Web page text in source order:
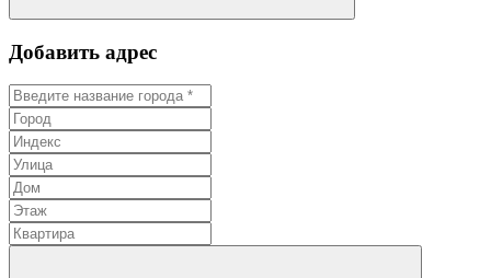
Добавить адрес